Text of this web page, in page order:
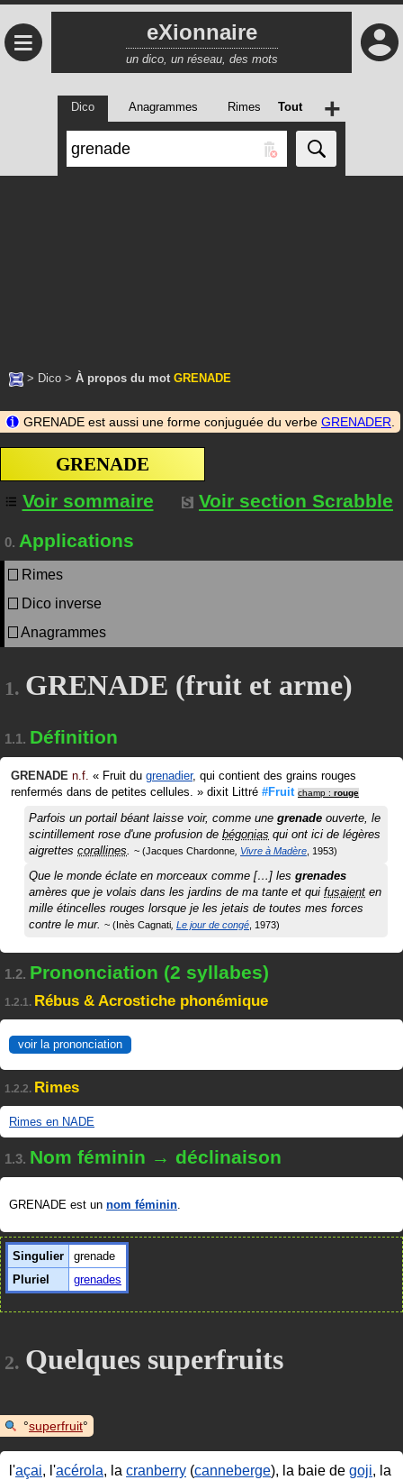
≡ eXionnaire
un dico, un réseau, des mots
Dico Anagrammes Rimes Tout +
> Dico > À propos du mot GRENADE
GRENADE est aussi une forme conjuguée du verbe GRENADER
GRENADE
Voir sommaire
Voir section Scrabble
0. Applications
Rimes
Dico inverse
Anagrammes
1. GRENADE (fruit et arme)
1.1. Définition
GRENADE n.f. « Fruit du grenadier, qui contient des grains rouges
renfermés dans de petites cellules. » dixit Littré #Fruit champ : rouge
Parfois un portail béant laisse voir, comme une grenade ouverte, le
scintillement rose d'une profusion de bégonias qui ont ici de légères
aigrettes corallines. Jacques Chardonne Vivre à Madère 1953
Que le monde éclate en morceaux comme […] les grenades
amères que je volais dans les jardins de ma tante et qui fusaient en
mille étincelles rouges lorsque je les jetais de toutes mes forces
contre le mur.
Inès Cagnati Le jour de congé 1973
1.2. Prononciation (2 syllabes)
1.2.1. Rébus & Acrostiche phonémique
voir la prononciation
1.2.2. Rimes
Rimes en NADE
1.3. Nom féminin → déclinaison
GRENADE est un nom féminin.
Singulier
grenade
Pluriel
grenades
2. Quelques superfruits
superfruit
l'açai, l'acérola, la cranberry (canneberge), la baie de goji, la